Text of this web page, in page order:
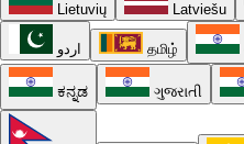
Lietuvių Latviešu
اردو தமிழ்
ಕನ್ನಡ ગુજરાતી